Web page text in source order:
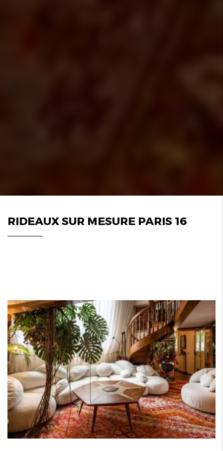
RIDEAUX SUR MESURE PARIS 16